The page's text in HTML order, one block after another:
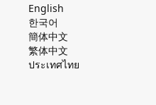
English
한국어
簡体中文
繁体中文
ประเทศไทย